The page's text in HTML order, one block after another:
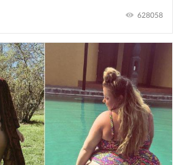
628058